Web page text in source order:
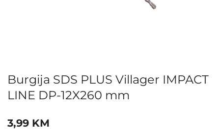
Burgija SDS PLUS Villager IMPACT
LINE DP-12X260 mm
3,99 KM